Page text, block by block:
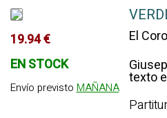
19.94 €
EN STOCK
Envío previsto MAÑANA
VERDI
El
texto